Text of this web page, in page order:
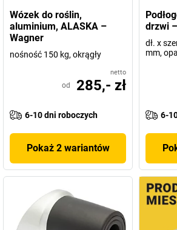
Wózek do roślin,
aluminium, ALASKA –
Wagner
nośność 150 kg, okrągły
netto
od 285,- zł
6-10 dni roboczych
Pokaż 2 wariantów
drzwi
dł. x
mm,
6-